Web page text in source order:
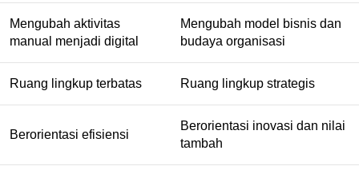
Mengubah aktivitas
manual menjadi digital
Mengubah model bisnis dan
budaya organisasi
Ruang lingkup terbatas Ruang lingkup strategis
Berorientasi efisiensi
Berorientasi inovasi dan nilai
tambah